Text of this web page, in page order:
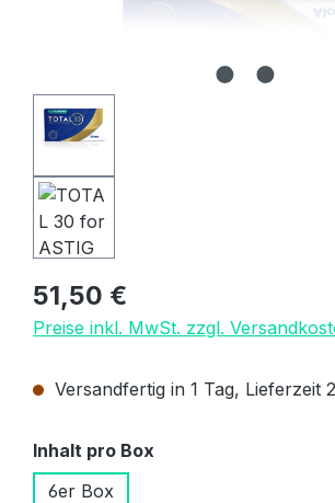
Regulärer Preis:
51,50 €
Preise inkl. MwSt. zzgl.
Versandfertig in 1 Tag, Lieferzeit
Inhalt pro Box
6er Box